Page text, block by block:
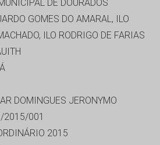
DE DOURADOS
GOMES DO AMARAL, ILO
ILO RODRIGO DE FARIAS
DOMINGUES JERONYMO
2015/001
2015